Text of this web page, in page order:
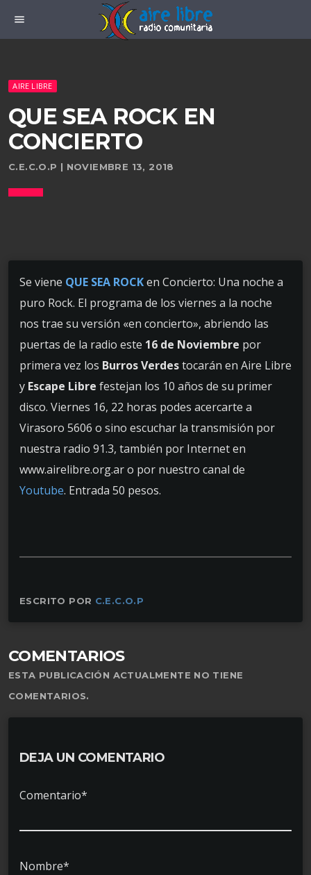
menu
AIRE LIBRE
QUE SEA ROCK EN
CONCIERTO
C.E.C.O.P | NOVIEMBRE 13, 2018
Se viene QUE SEA ROCKen Concierto: Una noche a
puro Rock. El programa de los viernes a la noche
nos trae su versión «en concierto», abriendo las
puertas de la radio este 16 de Noviembre por
primera vez los Burros Verdestocarán en Aire Libre
y Escape Libre festejan los 10 años de su primer
disco. Viernes 16, 22 horas podes acercarte a
Virasoro 5606 o sino escuchar la transmisión por
nuestra radio 91.3, también por Internet en
www.airelibre.org.ar o por nuestro canal de
Youtube. Entrada 50 pesos.
ESCRITO POR C.E.C.O.P
COMENTARIOS
ESTA PUBLICACIÓN ACTUALMENTE NO TIENE
COMENTARIOS.
DEJA UN COMENTARIO
Comentario*
Nombre*